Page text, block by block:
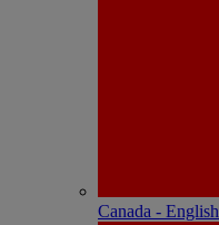
Canada - English